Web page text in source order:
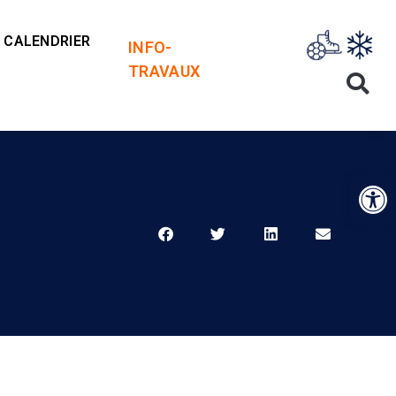
CALENDRIER
INFO-
TRAVAUX